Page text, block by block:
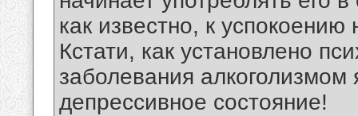
как известно, к
Кстати, как установлено
заболевания алкоголизмом
депрессивное состояние!